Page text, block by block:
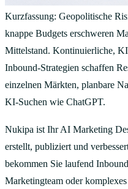
Kurzfassung: Geopolitische
knappe Budgets erschweren
Mittelstand. Kontinuierliche,
Inbound-Strategien schaffen
einzelnen Märkten, planbare
KI-Suchen wie ChatGPT.
Nukipa ist Ihr AI Marketing
erstellt, publiziert und
bekommen Sie laufend
Marketingteam oder